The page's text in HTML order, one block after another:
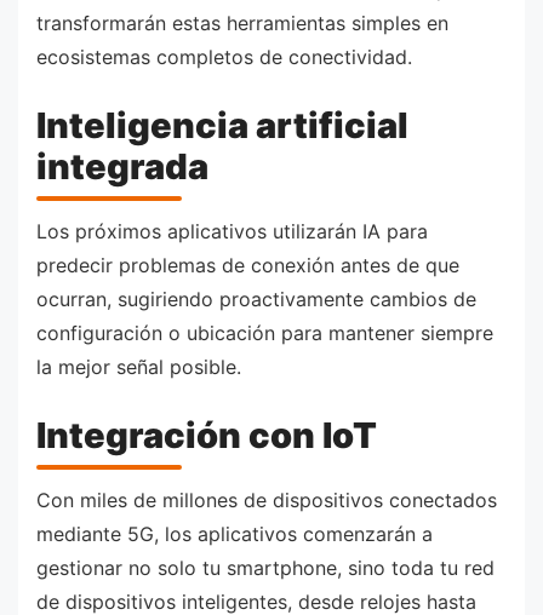
transformarán estas herramientas simples en
ecosistemas completos de conectividad.
Inteligencia artificial
integrada
Los próximos aplicativos utilizarán IA para
predecir problemas de conexión antes de que
ocurran, sugiriendo proactivamente cambios de
configuración o ubicación para mantener siempre
la mejor señal posible.
Integración con IoT
Con miles de millones de dispositivos conectados
mediante 5G, los aplicativos comenzarán a
gestionar no solo tu smartphone, sino toda tu red
de dispositivos inteligentes, desde relojes hasta